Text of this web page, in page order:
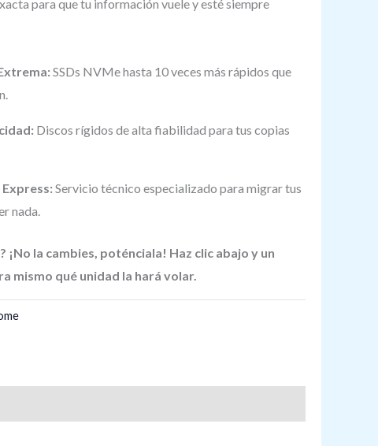
para que tu información vuele y esté siempre
SSDs NVMe hasta 10 veces más rápidos que
Discos rígidos de alta fiabilidad para tus copias
Servicio técnico especializado para migrar tus
nada.
¡No la cambies, poténciala! Haz clic abajo y un
mismo qué unidad la hará volar.